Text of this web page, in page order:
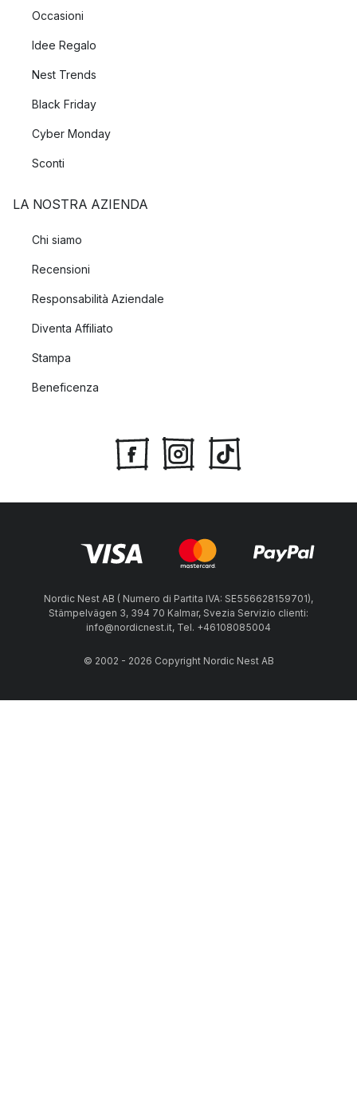
Occasioni
Idee Regalo
Nest Trends
Black Friday
Cyber Monday
Sconti
LA NOSTRA AZIENDA
Chi siamo
Recensioni
Responsabilità Aziendale
Diventa Affiliato
Stampa
Beneficenza
Nordic Nest AB ( Numero di Partita IVA: SE556628159701),
Stämpelvägen 3, 394 70 Kalmar, Svezia Servizio clienti:
info@nordicnest.it, Tel. +46108085004
© 2002 - 2026 Copyright Nordic Nest AB